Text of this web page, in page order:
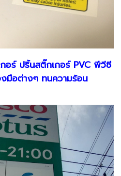
อร์ ปริ้นสติ๊กเกอร์ PVC พีวีซี
มือต่างๆ ทนความร้อน